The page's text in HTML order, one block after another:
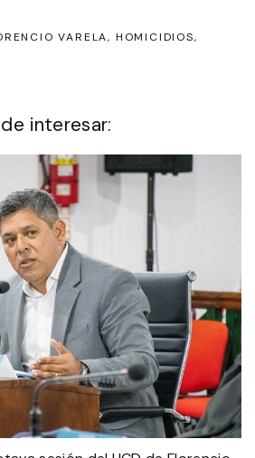
VARELA HOMICIDIOS
interesar: